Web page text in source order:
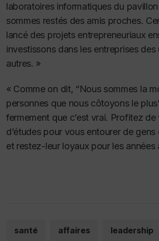
laboratoires informatiques du
sommes restés des amis proches.
lancé des projets entrepreneuriaux
investissons dans les entreprises des
autres. »
« Comme on dit, “Nous sommes la
personnes que nous côtoyons le
fermement que c’est vrai. Profitez de
d’études pour vous entourer de
et restez-leur loyaux pour les années
santé affaires leadership